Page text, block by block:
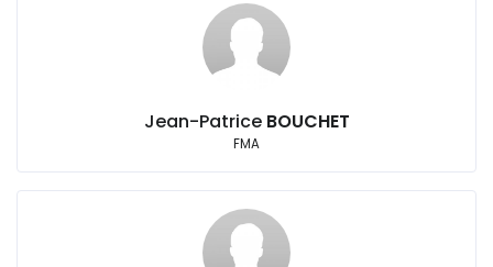
Jean-Patrice BOUCHET
FMA